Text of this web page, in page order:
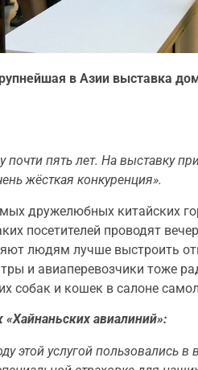
в Азии выставка
почти пять лет. На выставку
жёсткая конкуренция».
дружелюбных китайских
посетителей проводят
людям лучше выстроить
и авиаперевозчики тоже
собак и кошек в салоне
авиалиний»:
этой услугой пользовались